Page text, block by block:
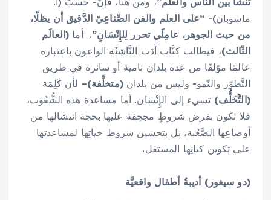
ماسوبان)- “على العلم والفن الصِّناعِيّ الدَّقيق أن يظلّا،
من حيث الجوهر، عامِلَي تحرر لِلإِنْسَانِ”. أما (العالَم
الثّالث)، فيطالب كتَّاب أَدَب النَّاشِئَة الواعون باعتباره
عالمًا مؤلفًا من عدة بلدان نامية أو سائرة في طريق
التَّطوّر والنّمو- وليس من بلدان(متخلِّفة)– لأن كَلِمَة
(التَّخَلُّف) تسيء إلى الإِنْسَان. أما مساعدة هذه الشُّعُوب،
فلا تكون بفرض شروطٍ مجحِفة عليها بحجة انتشالها من
أوضاعِها الصَّعْبة، بل بتحسين شروط حياتِها لمساعدتها
على تكوين كيانِها المستقل.
(دو سيغور) أديبةُ أطفال واقعيَّة